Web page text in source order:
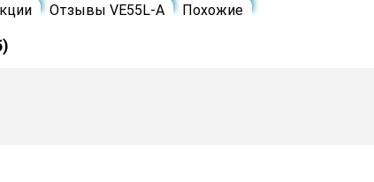
Отзывы VE55L-A Похожие